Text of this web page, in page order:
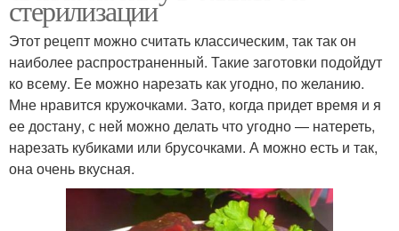
стерилизации
Этот рецепт можно считать классическим, так так он
наиболее распространенный. Такие заготовки подойдут
ко всему. Ее можно нарезать как угодно, по желанию.
Мне нравится кружочками. Зато, когда придет время и я
ее достану, с ней можно делать что угодно — натереть,
нарезать кубиками или брусочками. А можно есть и так,
она очень вкусная.